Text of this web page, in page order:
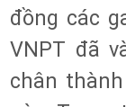
đồng các
VNPT đã
chân